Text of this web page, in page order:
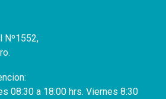
Nº1552,
08:30 a 18:00 hrs. Viernes 8:30